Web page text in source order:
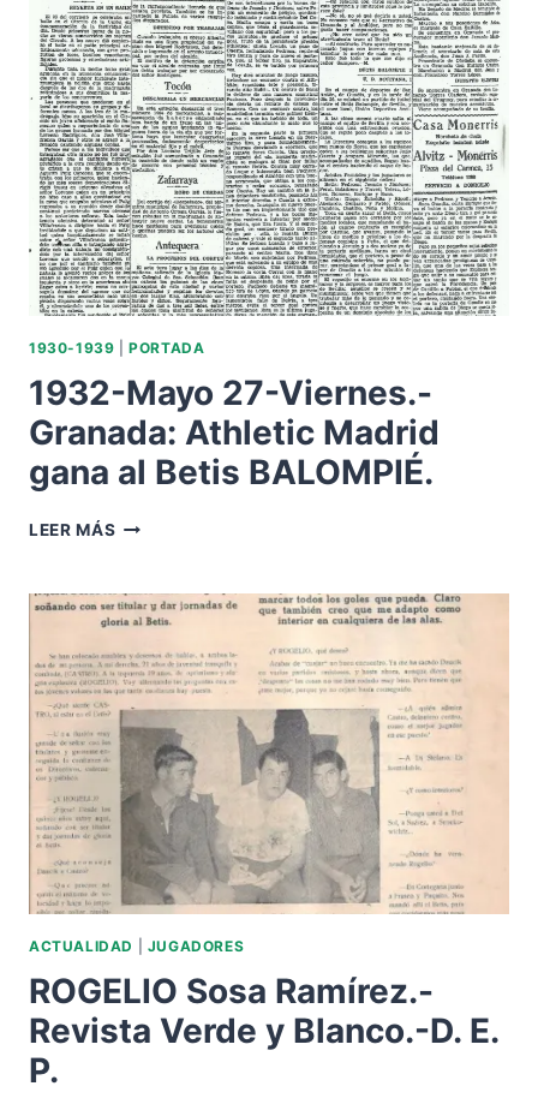
1.
CORTS.-
FBC
BARCELONA-
3
GOLES
RACING
CLUB
SANTANDER-
1
GOL.
1930-1939 |PORTADA
1932-Mayo 27-Viernes.-
Granada: Athletic Madrid
gana al Betis BALOMPIÉ.
LEER MÁS 1932-
VIERNES.-
GRANADA:
ATHLETIC
MADRID
GANA
AL
BETIS
BALOMPIÉ.
ACTUALIDAD JUGADORES
ROGELIO Sosa Ramírez.-
Revista Verde y Blanco.-D. E.
P.